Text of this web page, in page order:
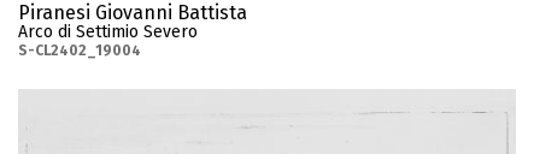
Piranesi Giovanni Battista
Arco di Settimio Severo
S-CL2402_19004